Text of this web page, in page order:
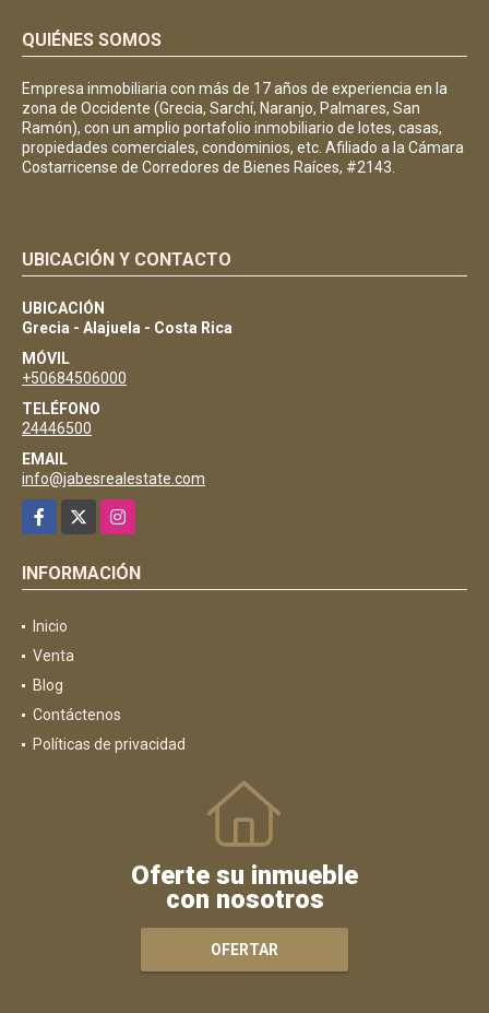
QUIÉNES SOMOS
Empresa inmobiliaria con más de 17 años de experiencia en la
zona de Occidente (Grecia, Sarchí, Naranjo, Palmares, San
Ramón), con un amplio portafolio inmobiliario de lotes, casas,
propiedades comerciales, condominios, etc. Afiliado a la Cámara
Costarricense de Corredores de Bienes Raíces, #2143.
UBICACIÓN Y CONTACTO
UBICACIÓN
Grecia - Alajuela - Costa Rica
MÓVIL
+50684506000
TELÉFONO
24446500
EMAIL
info@jabesrealestate.com
Facebook
Instagram
INFORMACIÓN
Inicio
Venta
Blog
Contáctenos
Políticas de privacidad
Oferte su inmueble
con nosotros
OFERTAR